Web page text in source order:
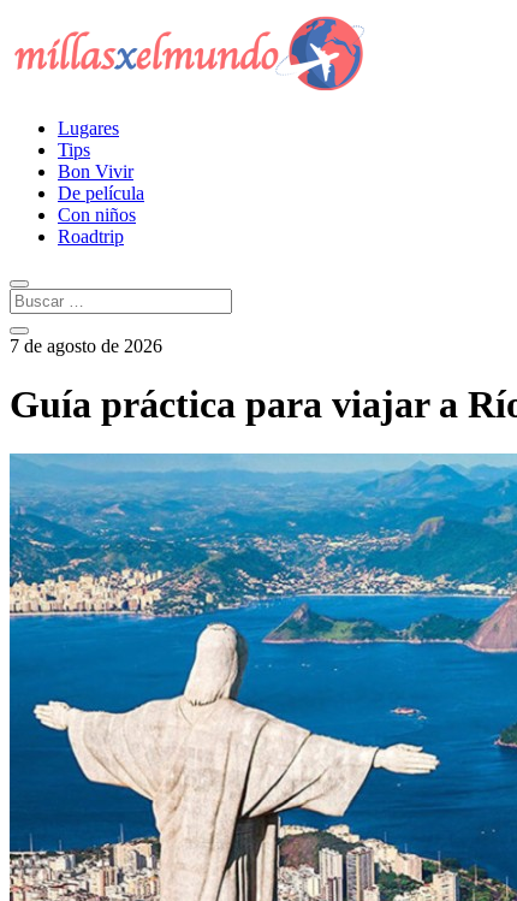
Lugares
Tips
Bon Vivir
De película
Con niños
Roadtrip
7 de agosto de 2026
Guía práctica para viajar a